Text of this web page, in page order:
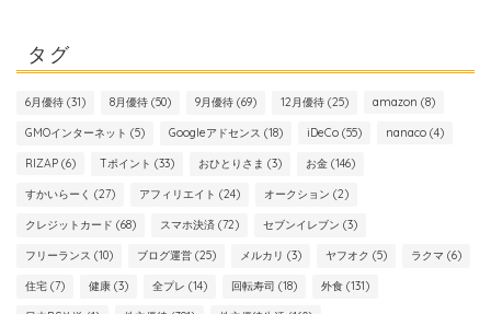
タグ
6月優待 (31) 8月優待 (50) 9月優待 (69) 12月優待 (25) amazon (8)
GMOインターネット (5) Googleアドセンス (18) iDeCo (55) nanaco (4)
RIZAP (6) Tポイント (33) おひとりさま (3) お金 (146)
すかいらーく (27) アフィリエイト (24) オークション (2)
クレジットカード (68) スマホ決済 (72) セブンイレブン (3)
フリーランス (10) ブログ運営 (25) メルカリ (3) ヤフオク (5) ラクマ (6)
住宅 (7) 健康 (3) 全プレ (14) 回転寿司 (18) 外食 (131)